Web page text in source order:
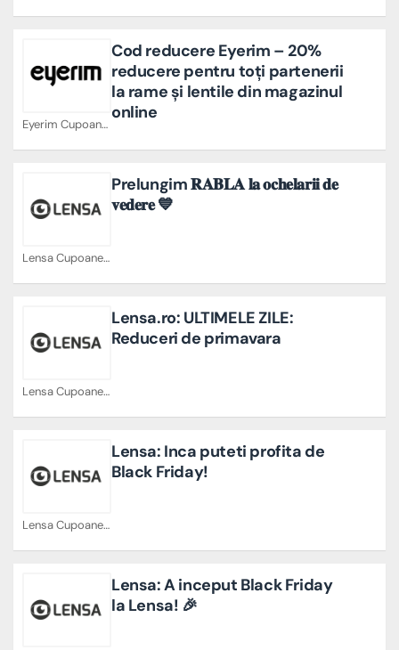
Eyerim Cupoane
Cod reducere Eyerim – 20%
reducere pentru toți partenerii
la rame și lentile din magazinul
online
Lensa Cupoane
Prelungim 𝐑𝐀𝐁𝐋𝐀 𝐥𝐚 𝐨𝐜𝐡𝐞𝐥𝐚𝐫𝐢𝐢 𝐝𝐞
𝐯𝐞𝐝𝐞𝐫𝐞 💙
Lensa Cupoane
Lensa.ro: ULTIMELE ZILE:
Reduceri de primavara
Lensa Cupoane
Lensa: Inca puteti profita de
Black Friday!
Lensa: A inceput Black Friday
la Lensa! 🎉